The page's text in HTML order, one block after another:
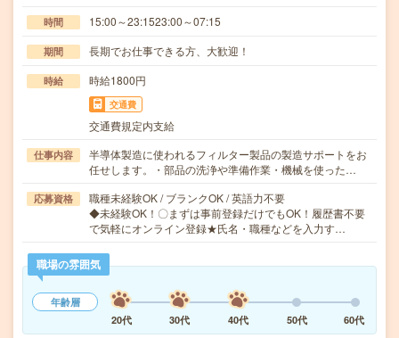
時間 15:00～23:1523:00～07:15
期間 長期でお仕事できる方、大歓迎！
時給 時給1800円
交通費
交通費規定内支給
仕事内容
半導体製造に使われるフィルター製品の製造サポートをお
任せします。・部品の洗浄や準備作業・機械を使った…
応募資格
職種未経験OK / ブランクOK / 英語力不要
◆未経験OK！〇まずは事前登録だけでもOK！履歴書不要
で気軽にオンライン登録★氏名・職種などを入力す…
職場の雰囲気
年齢層
20代
30代 40代 50代 60代